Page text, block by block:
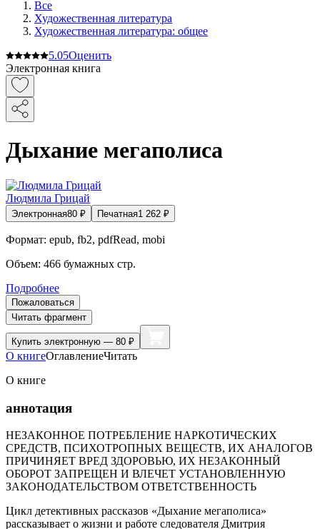
Все
Художественная литература
Художественная литература: общее
5.05Оценить
Электронная книга
Дыхание мегаполиса
Людмила Грицай
Электронная80 ₽ Печатная1 262 ₽
Формат: epub, fb2, pdfRead, mobi
Объем: 466 бумажных стр.
Подробнее
Пожаловаться
Читать фрагмент
Купить электронную — 80 ₽
О книгеОглавлениеЧитать
О книге
аннотация
НЕЗАКОННОЕ ПОТРЕБЛЕНИЕ НАРКОТИЧЕСКИХ
СРЕДСТВ, ПСИХОТРОПНЫХ ВЕЩЕСТВ, ИХ АНАЛОГОВ
ПРИЧИНЯЕТ ВРЕД ЗДОРОВЬЮ, ИХ НЕЗАКОННЫЙ
ОБОРОТ ЗАПРЕЩЕН И ВЛЕЧЕТ УСТАНОВЛЕННУЮ
ЗАКОНОДАТЕЛЬСТВОМ ОТВЕТСТВЕННОСТЬ
Цикл детективных рассказов «Дыхание мегаполиса»
рассказывает о жизни и работе следователя Дмитрия